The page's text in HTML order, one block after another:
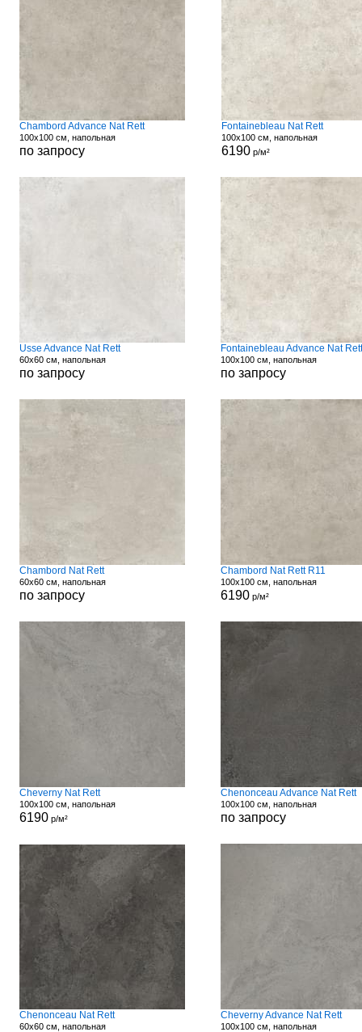
Chambord Advance Nat Rett
100x100 см, напольная
по запросу
Fontainebleau Nat Rett
100x100 см, напольная
6190р/м²
Usse Advance Nat Rett
60x60 см, напольная
по запросу
Fontainebleau Advance Nat Rett
100x100 см, напольная
по запросу
Chambord Nat Rett
60x60 см, напольная
по запросу
Chambord Nat Rett R11
100x100 см, напольная
6190р/м²
Cheverny Nat Rett
100x100 см, напольная
6190р/м²
Chenonceau Advance Nat Rett
100x100 см, напольная
по запросу
Chenonceau Nat Rett
60x60 см, напольная
Cheverny Advance Nat Rett
100x100 см, напольная